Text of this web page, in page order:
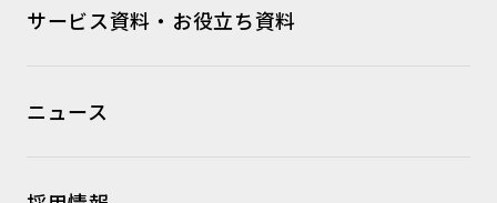
サービス資料・お役立ち資料
ニュース